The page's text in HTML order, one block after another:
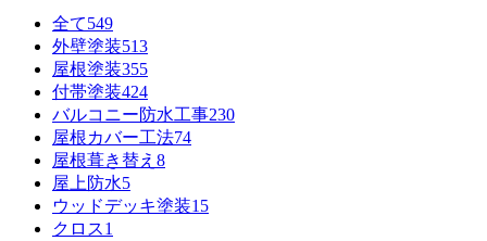
全て549
外壁塗装513
屋根塗装355
付帯塗装424
バルコニー防水工事230
屋根カバー工法74
屋根葺き替え 8
屋上防水5
ウッドデッキ塗装15
クロス1